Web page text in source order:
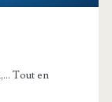
Tout en